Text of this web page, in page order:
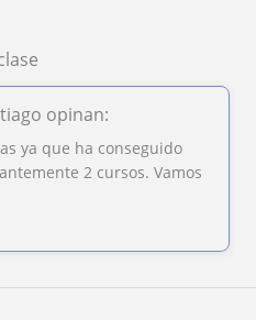
opinan:
ya que ha conseguido
2 cursos. Vamos